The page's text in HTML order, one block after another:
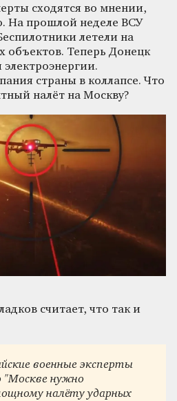
сходятся во мнении,
На прошлой неделе ВСУ
летели на
объектов. Теперь Донецк
страны в коллапсе. Что
налёт на Москву?
считает, что так и
военные эксперты
нужно
налёту ударных